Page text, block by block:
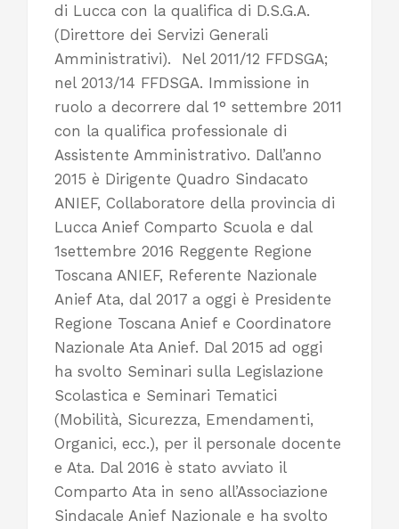
di Lucca con la qualifica di D.S.G.A.
(Direttore dei Servizi Generali
Amministrativi). Nel 2011/12 FFDSGA;
nel 2013/14 FFDSGA. Immissione in
ruolo a decorrere dal 1° settembre 2011
con la qualifica professionale di
Assistente Amministrativo. Dall’anno
2015 è Dirigente Quadro Sindacato
ANIEF, Collaboratore della provincia di
Lucca Anief Comparto Scuola e dal
1settembre 2016 Reggente Regione
Toscana ANIEF, Referente Nazionale
Anief Ata, dal 2017 a oggi è Presidente
Regione Toscana Anief e Coordinatore
Nazionale Ata Anief. Dal 2015 ad oggi
ha svolto Seminari sulla Legislazione
Scolastica e Seminari Tematici
(Mobilità, Sicurezza, Emendamenti,
Organici, ecc.), per il personale docente
e Ata. Dal 2016 è stato avviato il
Comparto Ata in seno all’Associazione
Sindacale Anief Nazionale e ha svolto